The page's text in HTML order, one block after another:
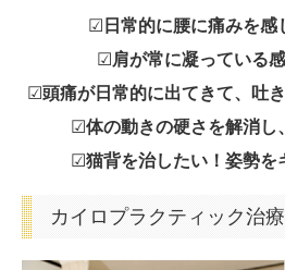
交通案内
スタッフ紹介
治療機器
木田院
☑ 日常的に腰に痛みを感
☑肩が常に凝っている
☑頭痛が日常的に出てきて、吐
☑体の動きの硬さを解消し
☑猫背を治したい！姿勢を
カイロプラクティック治